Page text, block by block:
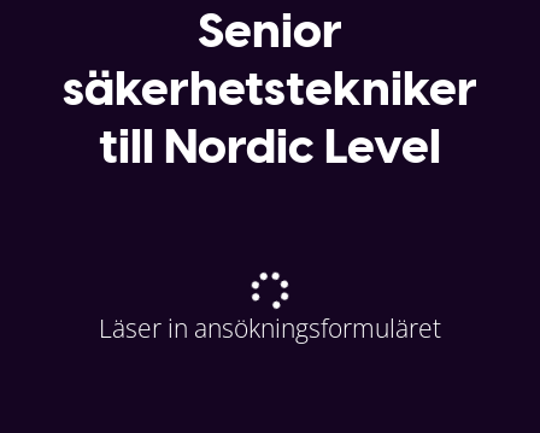
Senior
säkerhetstekniker
till Nordic Level
Läser in ansökningsformuläret